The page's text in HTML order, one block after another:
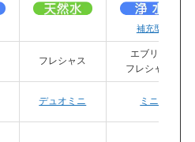
補充型
フレシャス
エブリィ
フレシャス
デュオミニ ミニ